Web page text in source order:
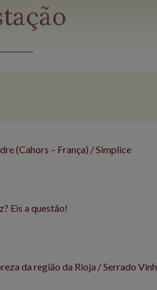
(Cahors – França) / Simplice
Eis a questão!
da região da Rioja / Serrado